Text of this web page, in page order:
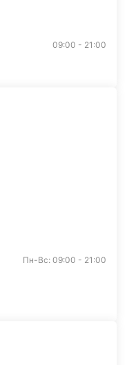
09:00 - 21:00
Пн-Вс: 09:00 - 21:00